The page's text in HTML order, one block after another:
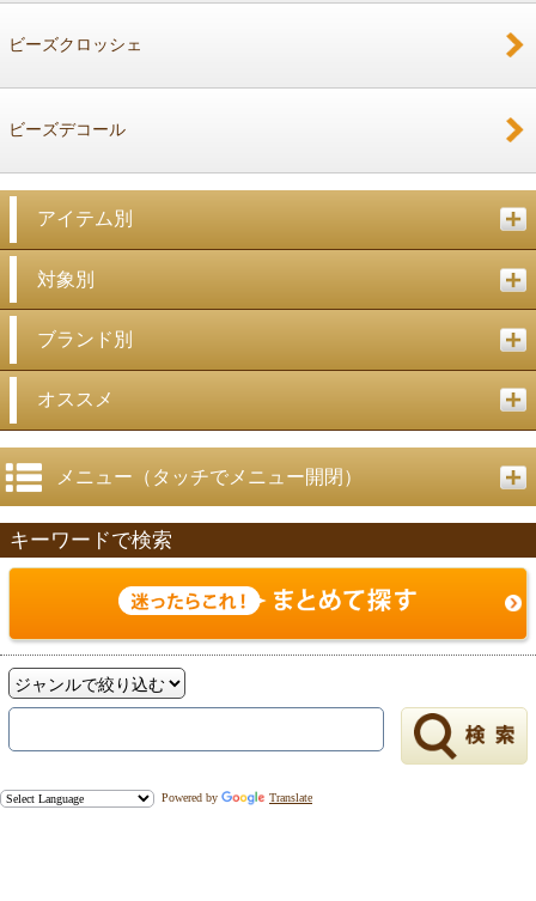
ビーズクロッシェ
ビーズデコール
アイテム別
対象別
ブランド別
オススメ
メニュー（タッチでメニュー開閉）
キーワードで検索
Powered by Translate